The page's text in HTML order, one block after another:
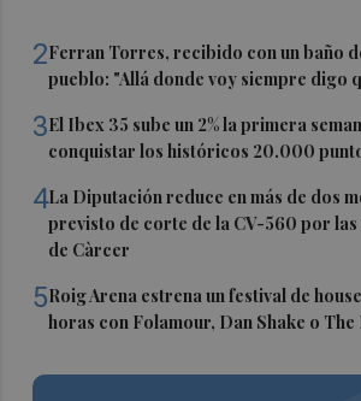
2Ferran Torres, recibido con un baño
pueblo: "Allá donde voy siempre digo
3El Ibex 35 sube un 2% la primera
conquistar los históricos 20.000
4La Diputación reduce en más de dos
previsto de corte de la CV-560 por
de Càrcer
5Roig Arena estrena un festival de
horas con Folamour, Dan Shake o The